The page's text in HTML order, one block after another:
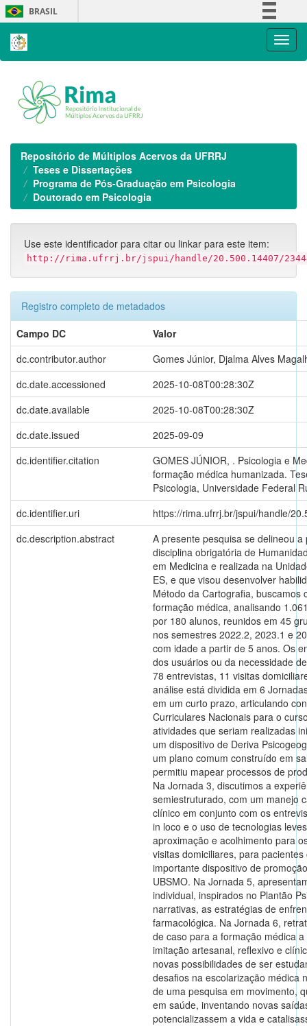
Skip
navigation
BRASIL
Repositório de Múltiplos Acervos da UFRRJ
Teses e Dissertações
Programa de Pós-Graduação em Psicologia
Doutorado em Psicologia
Use este identificador para citar ou linkar para este item:
http://rima.ufrrj.br/jspui/handle/20.500.14407/
Registro completo de metadados
Campo DC
Valor
dc.contributor.author
Gomes Júnior, Djalma Alves
dc.date.accessioned
2025-10-08T00:28:30Z
dc.date.available
2025-10-08T00:28:30Z
dc.date.issued
2025-09-09
dc.identifier.citation
GOMES JÚNIOR, . Psicologia e
formação médica humanizada.
Psicologia, Universidade Federal
dc.identifier.uri
https://rima.ufrrj.br/jspui/handle/
dc.description.abstract
A presente pesquisa se delineou
disciplina obrigatória de
em Medicina e realizada na
ES, e que visou desenvolver
Método da Cartografia,
formação médica, analisando
por 180 alunos, reunidos em 45
nos semestres 2022.2, 2023.1 e
com idade a partir de 5 anos. Os
dos usuários ou da necessidade
78 entrevistas, 11 visitas
análise está dividida em 6
em um curto prazo, articulando
Curriculares Nacionais para o
atividades que seriam realizadas
um dispositivo de Deriva
um plano comum construído em
permitiu mapear processos de
Na Jornada 3, discutimos a
semiestruturado, com um manejo
clínico em conjunto com os
in loco e o uso de tecnologias
aproximação e acolhimento para
visitas domiciliares, para
importante dispositivo de
UBSMO. Na Jornada 5,
individual, inspirados no Plantão
narrativas, as estratégias de
farmacológica. Na Jornada 6,
de caso para a formação médica
imitação artesanal, reflexivo e
novas possibilidades de ser
desafios na escolarização médica
de uma pesquisa em movimento,
em saúde, inventando novas
potencializassem a vida e